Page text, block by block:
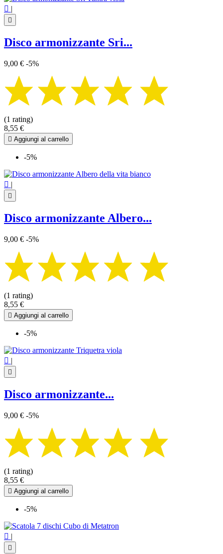
 |

Disco armonizzante Sri...
9,00 € -5%
(1 rating)
8,55 €
 Aggiungi al carrello
-5%
 |

Disco armonizzante Albero...
9,00 € -5%
(1 rating)
8,55 €
 Aggiungi al carrello
-5%
 |

Disco armonizzante...
9,00 € -5%
(1 rating)
8,55 €
 Aggiungi al carrello
-5%
 |
